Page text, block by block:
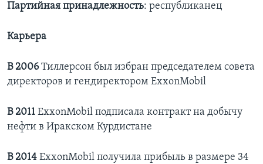
Партийная принадлежность: республиканец
Карьера
В 2006Тиллерсон был избран председателем совета
директоров и гендиректором ExxonMobil
В 2011 ExxonMobil подписала контракт на добычу
нефти в Иракском Курдистане
В 2014 ExxonMobil получила прибыль в размере 34